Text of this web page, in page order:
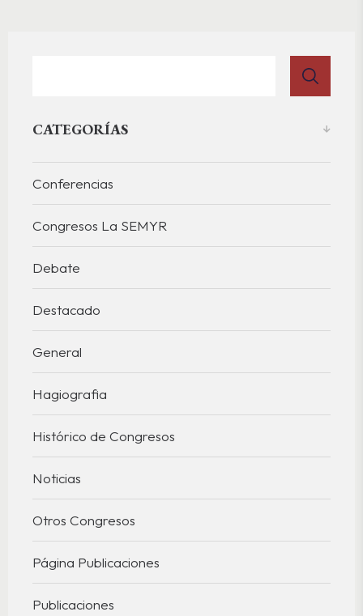
CATEGORÍAS
Conferencias
Congresos La SEMYR
Debate
Destacado
General
Hagiografia
Histórico de Congresos
Noticias
Otros Congresos
Página Publicaciones
Publicaciones